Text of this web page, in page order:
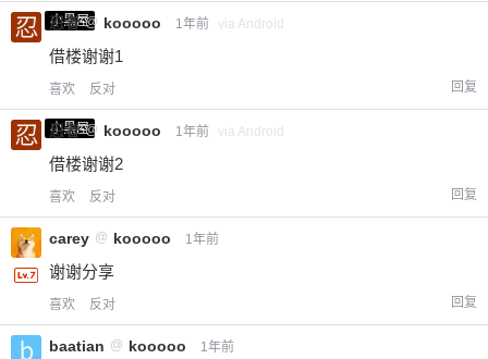
小黑屋
忍者 @ kooooo 1年前 via Android
借楼谢谢1
喜欢 反对 回复
小黑屋
忍者 @ kooooo 1年前 via Android
借楼谢谢2
喜欢 反对 回复
carey @ kooooo 1年前
谢谢分享
喜欢 反对 回复
baatian @ kooooo 1年前